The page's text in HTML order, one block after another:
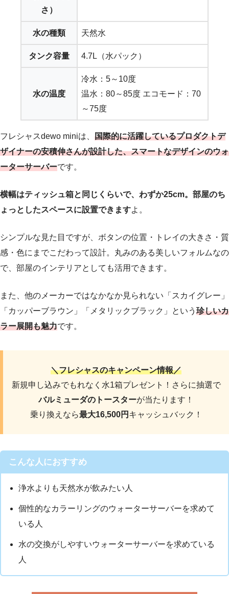
さ）
水の種類 天然水
タンク容量 4.7L（水パック）
水の温度
冷水：5～10度
温水：80～85度 エコモード：70
～75度
フレシャスdewo miniは、 国際的に活躍しているプロダクトデ
ザイナーの安積伸さんが設計した、スマートなデザインのウォ
ーターサーバーです。
横幅はティッシュ箱と同じくらいで、わずか25cm。部屋のち
ょっとしたスペースに設置できますよ。
シンプルな見た目ですが、ボタンの位置・トレイの大きさ・質
感・色にまでこだわって設計。丸みのある美しいフォルムなの
で、部屋のインテリアとしても活用できます。
また、他のメーカーではなかなか見られない「スカイグレー」
「カッパーブラウン」「メタリックブラック」という 珍しいカ
ラー展開も魅力です。
＼フレシャスのキャンペーン情報／
新規申し込みでもれなく水1箱プレゼント！さらに抽選で
バルミューダのトースターが当たります！
乗り換えなら最大16,500円 キャッシュバック！
こんな人におすすめ
浄水よりも天然水が飲みたい人
個性的なカラーリングのウォーターサーバーを求めて
いる人
水の交換がしやすいウォーターサーバーを求めている
人